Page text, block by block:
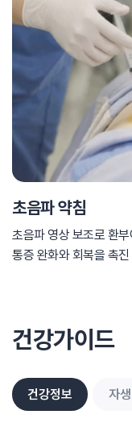
초음파 약침
초음파 영상 보조로 환
통증 완화와 회복을 촉진
건강가이드
건강정보 자